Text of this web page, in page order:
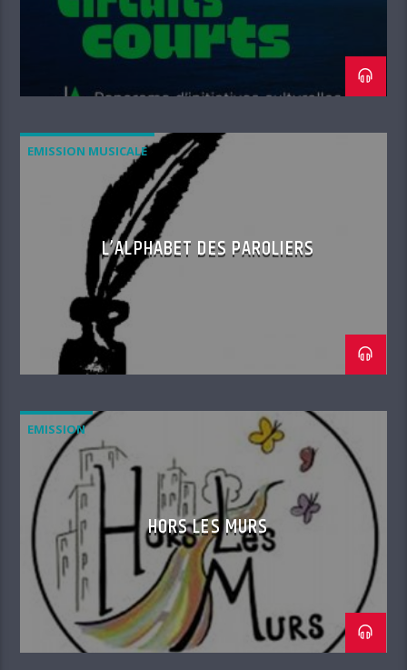
EMISSION MUSICALE
L’ALPHABET DES PAROLIERS
EMISSION
HORS LES MURS